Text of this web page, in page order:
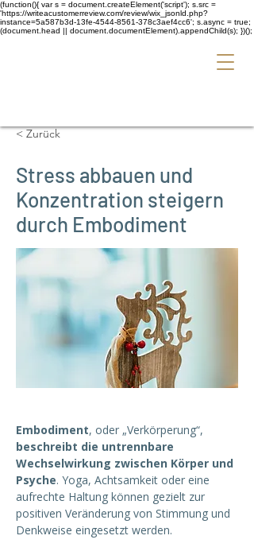
(function(){ var s = document.createElement('script'); s.src =
'https://writeacustomerreview.com/review/wix_jsonld.php?
instance=5a587b3d-13fe-4544-8561-378c3aef4cc6'; s.async = true;
(document.head || document.documentElement).appendChild(s); })();
< Zurück
Stress abbauen und
Konzentration steigern
durch Embodiment
Embodiment, oder „Verkörperung“,
beschreibt die untrennbare
Wechselwirkung zwischen Körper und
Psyche. Yoga, Achtsamkeit oder eine
aufrechte Haltung können gezielt zur
positiven Veränderung von Stimmung und
Denkweise eingesetzt werden.